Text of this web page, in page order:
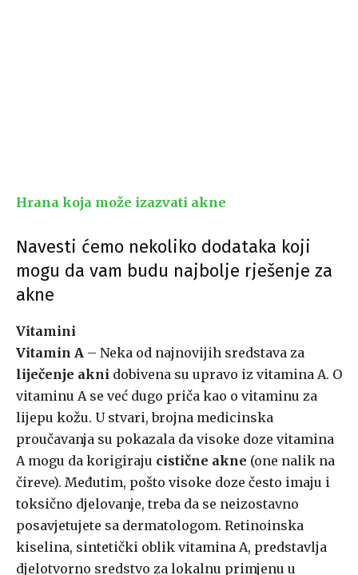
Hrana koja može izazvati akne
Navesti ćemo nekoliko dodataka koji
mogu da vam budu najbolje rješenje za
akne
Vitamini
Vitamin A – Neka od najnovijih sredstava za
liječenje akni dobivena su upravo iz vitamina A. O
vitaminu A se već dugo priča kao o vitaminu za
lijepu kožu. U stvari, brojna medicinska
proučavanja su pokazala da visoke doze vitamina
A mogu da korigiraju cistične akne (one nalik na
čireve). Međutim, pošto visoke doze često imaju i
toksično djelovanje, treba da se neizostavno
posavjetujete sa dermatologom. Retinoinska
kiselina, sintetički oblik vitamina A, predstavlja
djelotvorno sredstvo za lokalnu primjenu u